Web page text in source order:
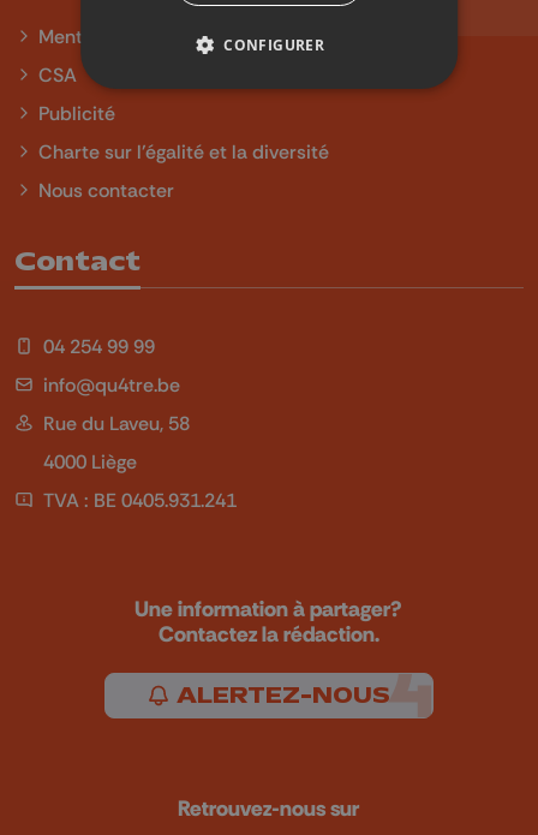
Mentions légales
CSA
Publicité
Charte sur l'égalité et la diversité
Nous contacter
Contact
04 254 99 99
info@qu4tre.be
Rue du Laveu, 58
4000 Liège
TVA : BE 0405.931.241
Une information à partager?
Contactez la rédaction.
ALERTEZ-NOUS
Retrouvez-nous sur
CONFIGURER